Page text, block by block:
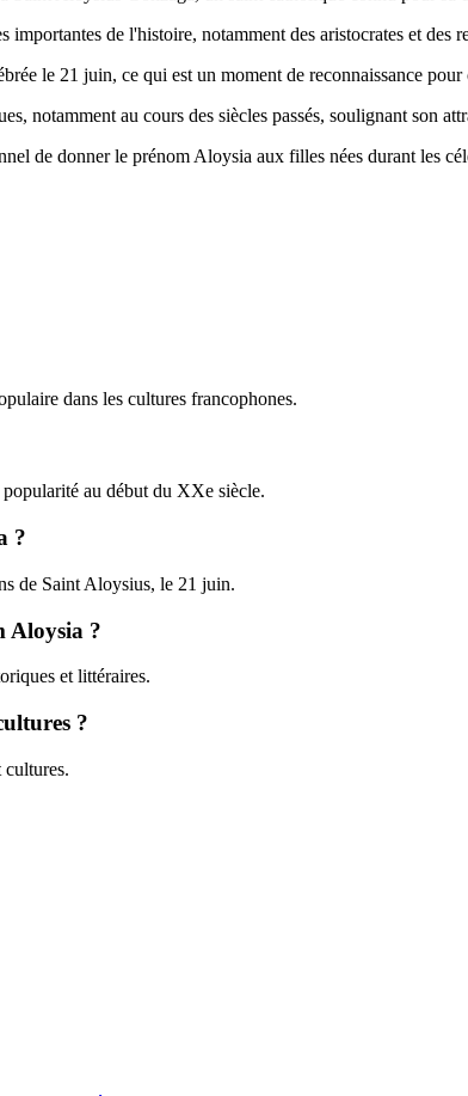
de l'histoire, notamment des aristocrates et des
le 21 juin, ce qui est un moment de reconnaissance
notamment au cours des siècles passés, soulignant son
de donner le prénom Aloysia aux filles nées durant les
dans les cultures francophones.
au début du XXe siècle.
?
de Saint Aloysius, le 21 juin.
Aloysia ?
et littéraires.
?
cultures.